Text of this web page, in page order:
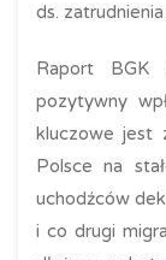
ds.
Raport BGK
pozytywny
kluczowe jest
Polsce na
uchodźców
i co drugi